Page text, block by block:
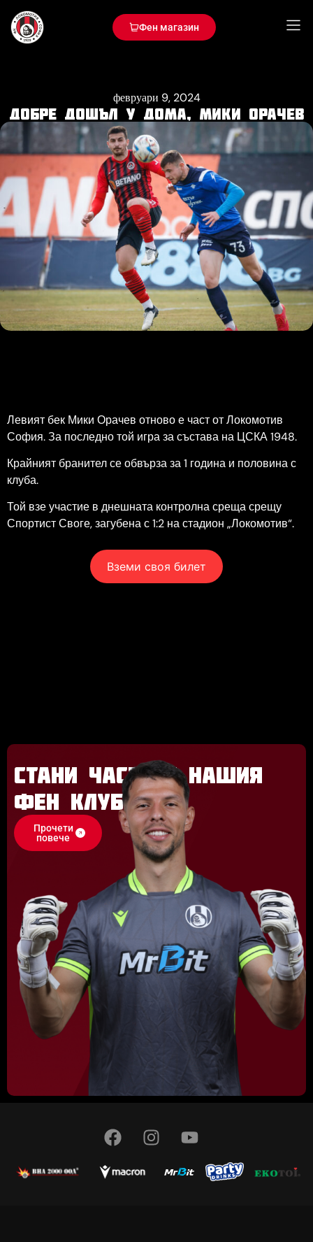
Фен магазин
февруари 9, 2024
Добре дошъл у дома, Мики Орачев
Левият бек Мики Орачев отново е част от Локомотив
София. За последно той игра за състава на ЦСКА 1948.
Крайният бранител се обвърза за 1 година и половина с
клуба.
Той взе участие в днешната контролна среща срещу
Спортист Своге, загубена с 1:2 на стадион „Локомотив“.
Вземи своя билет
Стани част от нашия
фен клуб
Прочети
повече